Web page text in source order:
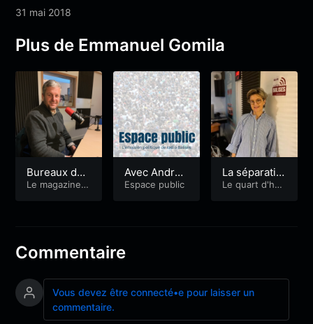
31 mai 2018
Plus de Emmanuel Gomila
Bureaux du
coeur, l’imm
dre
Le magazine d
Avec André
Hartereau m
Espace public
La séparatio
n avec Maitr
Le quart d'heu
Commentaire
Vous devez être connecté•e pour laisser un
commentaire.